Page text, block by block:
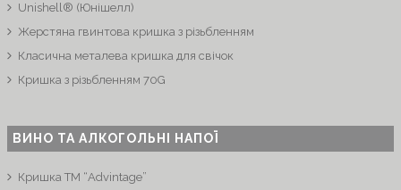
Unishell® (Юнішелл)
Жерстяна гвинтова кришка з різьбленням
Класична металева кришка для свічок
Кришка з різьбленням 70G
ВИНО ТА АЛКОГОЛЬНІ НАПОЇ
Кришка ТМ “Advintage”